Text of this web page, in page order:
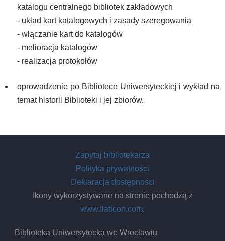
katalogu centralnego bibliotek zakładowych
- układ kart katalogowych i zasady szeregowania
- włączanie kart do katalogów
- melioracja katalogów
- realizacja protokołów
oprowadzenie po Bibliotece Uniwersyteckiej i wykład na
temat historii Biblioteki i jej zbiorów.
Zapytaj bibliotekarza
Polityka prywatności
Deklaracja dostępności
Ikony wykorzystywane na stronie pochodzą z
www.flaticon.com.
Biblioteka Uniwersytecka we Wrocławiu